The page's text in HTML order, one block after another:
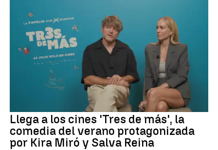
Llega a los cines 'Tres de más', la
comedia del verano protagonizada
por Kira Miró y Salva Reina